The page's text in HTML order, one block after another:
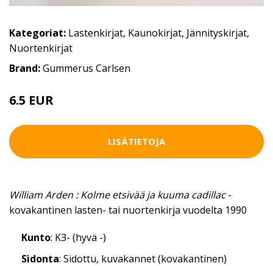
Kategoriat: Lastenkirjat, Kaunokirjat, Jännityskirjat,
Nuortenkirjat
Brand:Gummerus Carlsen
6.5 EUR
LISÄTIETOJA
William Arden : Kolme etsivää ja kuuma cadillac-
kovakantinen lasten- tai nuortenkirja vuodelta 1990
Kunto: K3- (hyvä -)
Sidonta: Sidottu, kuvakannet (kovakantinen)